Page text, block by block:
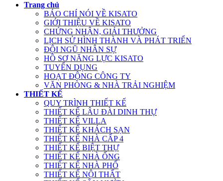
Trang chủ
BÁO CHÍ NÓI VỀ KISATO
GIỚI THIỆU VỀ KISATO
CHỨNG NHẬN, GIẢI THƯỞNG
LỊCH SỬ HÌNH THÀNH VÀ PHÁT TRIỂN
ĐỘI NGŨ NHÂN SỰ
HỒ SƠ NĂNG LỰC KISATO
TUYỂN DỤNG
HOẠT ĐỘNG CÔNG TY
VĂN PHÒNG & NHÀ TRẢI NGHIỆM
THIẾT KẾ
QUY TRÌNH THIẾT KẾ
THIẾT KẾ LÂU ĐÀI DINH THỰ
THIẾT KẾ VILLA
THIẾT KẾ KHÁCH SẠN
THIẾT KẾ NHÀ CẤP 4
THIẾT KẾ BIỆT THỰ
THIẾT KẾ NHÀ ỐNG
THIẾT KẾ NHÀ PHỐ
THIẾT KẾ NỘI THẤT